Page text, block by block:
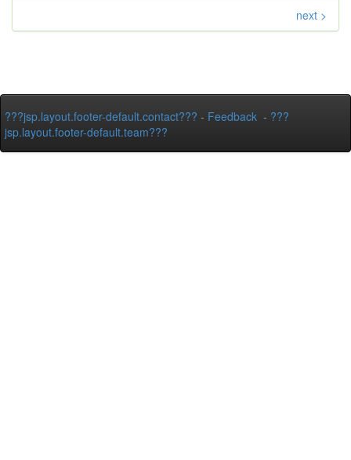
next >
???jsp.layout.footer-default.contact??? - Feedback - ???
jsp.layout.footer-default.team???